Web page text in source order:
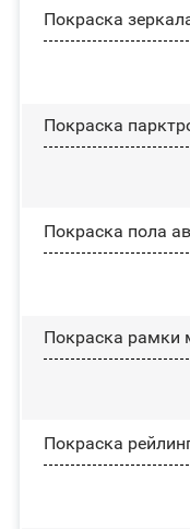
Покраска
Покраска
Покраска пола
Покраска рамки
Покраска